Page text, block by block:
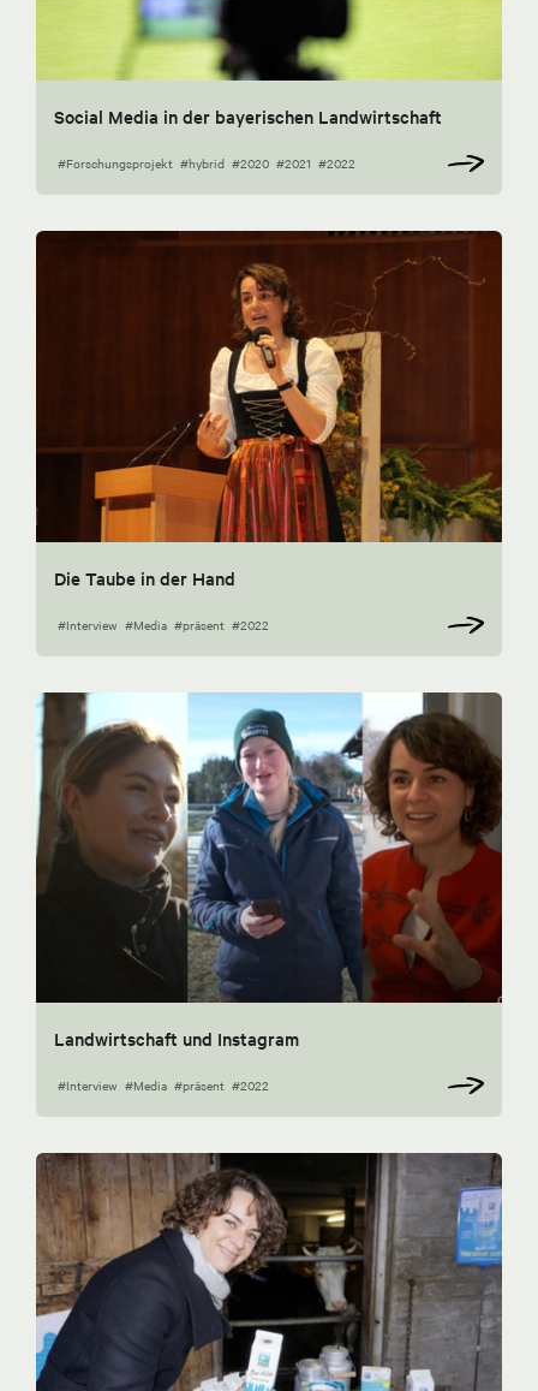
Social Media in der bayerischen Landwirtschaft
#Forschungsprojekt #hybrid #2020 #2021 #2022
Die Taube in der Hand
#Interview #Media #präsent #2022
Landwirtschaft und Instagram
#Interview #Media #präsent #2022